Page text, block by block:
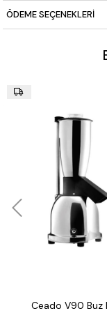
ÖDEME SEÇENEKLERI
Ceado V90 Buz